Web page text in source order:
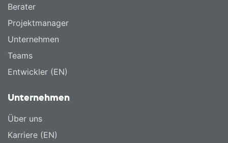
Berater
Projektmanager
Unternehmen
Teams
Entwickler (EN)
Unternehmen
Über uns
Karriere (EN)